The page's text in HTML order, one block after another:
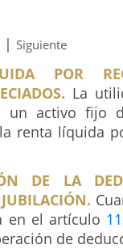
| Siguiente
POR
La
activo fijo
renta líquida
DE LA
en el artículo
de